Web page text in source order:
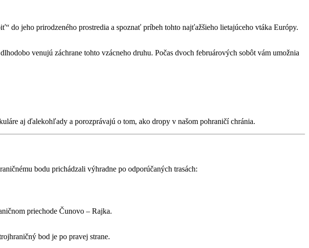
do jeho prirodzeného prostredia a spoznať príbeh tohto najťažšieho lietajúceho vtáka Európy.
venujú záchrane tohto vzácneho druhu. Počas dvoch februárových sobôt vám umožnia
aj ďalekohľady a porozprávajú o tom, ako dropy v našom pohraničí chránia.
bodu prichádzali výhradne po odporúčaných trasách:
priechode Čunovo – Rajka.
bod je po pravej strane.